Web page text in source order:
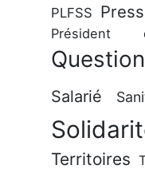
PLFSS
Question
Salarié
Territoires